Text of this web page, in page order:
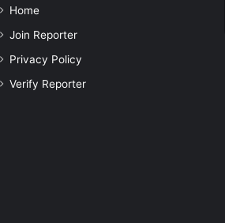
Home
Join Reporter
Privacy Policy
Verify Reporter